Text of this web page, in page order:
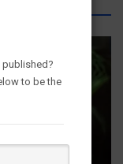
published?
to be the